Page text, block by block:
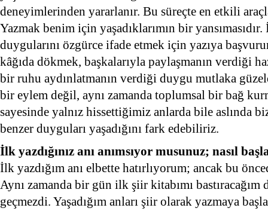
deneyimlerinden yararlanır. Bu süreçte en etkili
Yazmak benim için yaşadıklarımın bir
duygularını özgürce ifade etmek için yazıya
kâğıda dökmek, başkalarıyla paylaşmanın verdiği
bir ruhu aydınlatmanın verdiği duygu mutlaka
bir eylem değil, aynı zamanda toplumsal bir bağ
sayesinde yalnız hissettiğimiz anlarda bile aslında
benzer duyguları yaşadığını fark edebiliriz.
İlk yazdığınız anı anımsıyor musunuz; nasıl
İlk yazdığım anı elbette hatırlıyorum; ancak bu
Aynı zamanda bir gün ilk şiir kitabımı bastıracağım
geçmezdi. Yaşadığım anları şiir olarak yazmaya